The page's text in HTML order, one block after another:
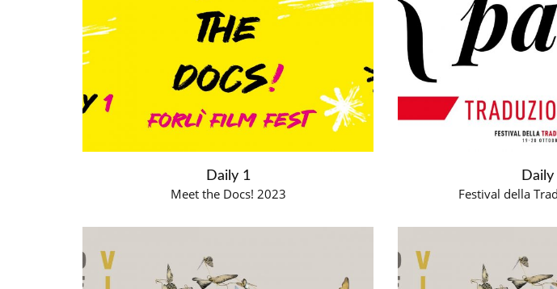
Daily 1
Meet the Docs! 2023
Daily
Festival della